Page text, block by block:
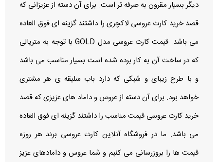
دیگر بسیار مقرون به صرفه تر است. برای آن دسته از عزیزانی که
قصد خرید کارت عروسی لاکچری را داشتند گزینه ای فوق العاده
می باشد. قیمت کارت عروسی مدل GOLD با توجه به متریالی
که در ساخت آن به کار برده شده است بسیار مناسب می باشد
و با طرح زیبای و شیکی که دارد باب سلیقه ی هر مشتری
خواهد بود. برای آن دسته از عروس و داماد های عزیزی که قصد
خرید کارت عروسی قیمت مناسب را داشتند گزینه ای فوق العاده
می باشد. ما در فروشگاه آنلاین کارت عروسی برند هر روزه
قیمت ها را بروزرسانی می کنیم و شما عروس و دامادهای عزیز